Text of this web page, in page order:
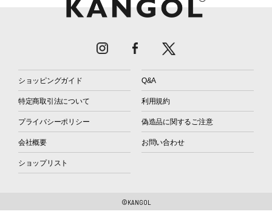
ショッピングガイド Q&A
特定商取引法について 利用規約
プライバシーポリシー 偽造品に関するご注意
会社概要 お問い合わせ
ショップリスト
©KANGOL